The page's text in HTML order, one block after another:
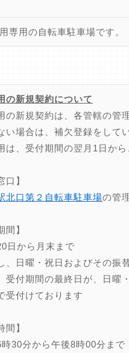
専用の自転車駐車場です。
の新規契約について
の新規契約は、各管轄の管
い場合は、補欠登録をして
は、受付期間の翌月1日から
口】
北口第２自転車駐車場の管
間】
日から月末まで
日曜・祝日およびその振
付期間の最終日が、日曜
受付けております
間】
30分から午後8時00分まで